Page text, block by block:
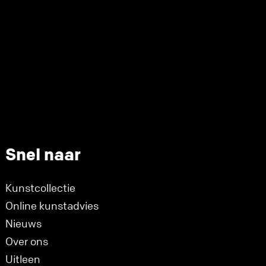
Snel naar
Kunstcollectie
Online kunstadvies
Nieuws
Over ons
Uitleen